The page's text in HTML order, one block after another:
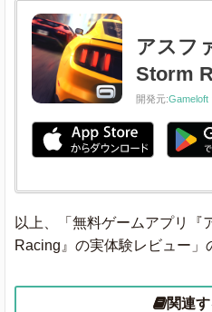
アスフ
Storm
開発元:Gameloft
以上、「無料ゲームアプリ『
Racing』の実体験レビュー」
関連